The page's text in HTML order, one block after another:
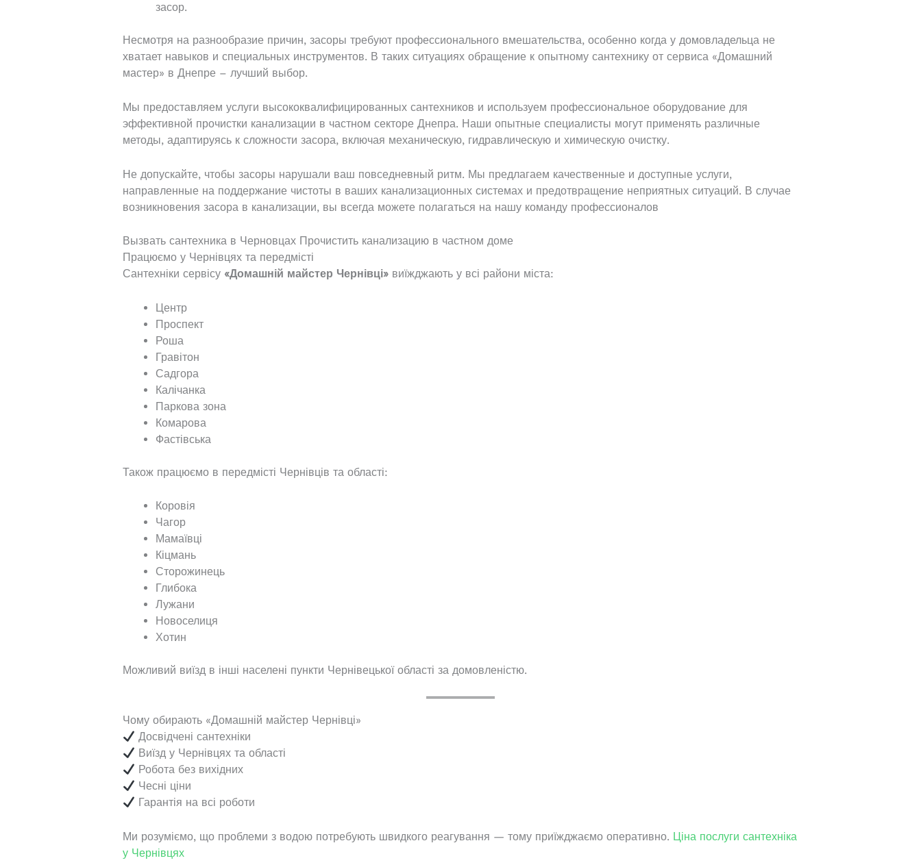
засор.
Несмотря на разнообразие причин, засоры требуют профессионального вмешательства, особенно когда у домовладельца не
хватает навыков и специальных инструментов. В таких ситуациях обращение к опытному сантехнику от сервиса «Домашний
мастер» в Днепре – лучший выбор.
Мы предоставляем услуги высококвалифицированных сантехников и используем профессиональное оборудование для
эффективной прочистки канализации в частном секторе Днепра. Наши опытные специалисты могут применять различные
методы, адаптируясь к сложности засора, включая механическую, гидравлическую и химическую очистку.
Не допускайте, чтобы засоры нарушали ваш повседневный ритм. Мы предлагаем качественные и доступные услуги,
направленные на поддержание чистоты в ваших канализационных системах и предотвращение неприятных ситуаций. В случае
возникновения засора в канализации, вы всегда можете полагаться на нашу команду профессионалов
Вызвать сантехника в Черновцах Прочистить канализацию в частном доме
Працюємо у Чернівцях та передмісті
Сантехніки сервісу «Домашній майстер Чернівці»виїжджають у всі райони міста:
Центр
Проспект
Роша
Гравітон
Садгора
Калічанка
Паркова зона
Комарова
Фастівська
Також працюємо в передмісті Чернівців та області:
Коровія
Чагор
Мамаївці
Кіцмань
Сторожинець
Глибока
Лужани
Новоселиця
Хотин
Можливий виїзд в інші населені пункти Чернівецької області за домовленістю.
Чому обирають «Домашній майстер Чернівці»
Досвідчені сантехніки
Виїзд у Чернівцях та області
Робота без вихідних
Чесні ціни
Гарантія на всі роботи
Ми розуміємо, що проблеми з водою потребують швидкого реагування — тому приїжджаємо оперативно. Ціна послуги сантехніка
у Чернівцях